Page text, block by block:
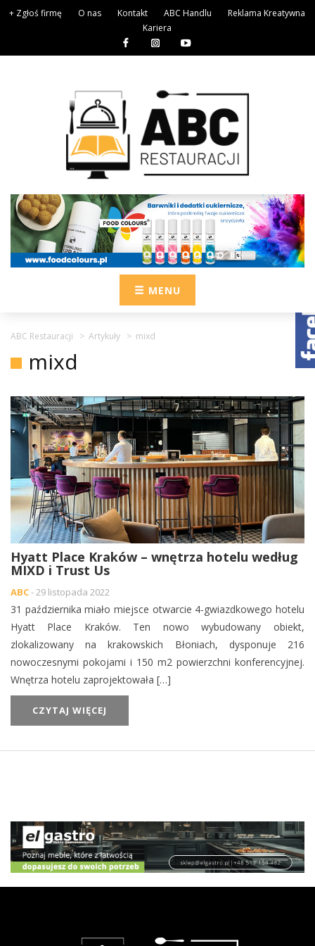
+ Zgłoś firmę O nas Kontakt ABC Handlu
Reklama Kreatywna
Kariera
MENU
ABC Restauracji > Artykuły > mixd
mixd
Hyatt Place Kraków – wnętrza hotelu według
MIXD i Trust Us
ABC- 29 listopada 2022
31 października miało miejsce otwarcie 4-gwiazdkowego hotelu
Hyatt Place Kraków. Ten nowo wybudowany obiekt,
zlokalizowany na krakowskich Błoniach, dysponuje 216
nowoczesnymi pokojami i 150 m2 powierzchni konferencyjnej.
Wnętrza hotelu zaprojektowała […]
CZYTAJ WIĘCEJ